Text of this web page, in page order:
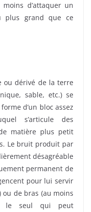
d’attaquer un
plus grand que ce
ou dérivé de la terre
sable, etc.) se
d’un bloc assez
s’articule des
matière plus petit
Le bruit produit par
désagréable
permanent de
pour lui servir
de bras (au moins
le seul qui peut